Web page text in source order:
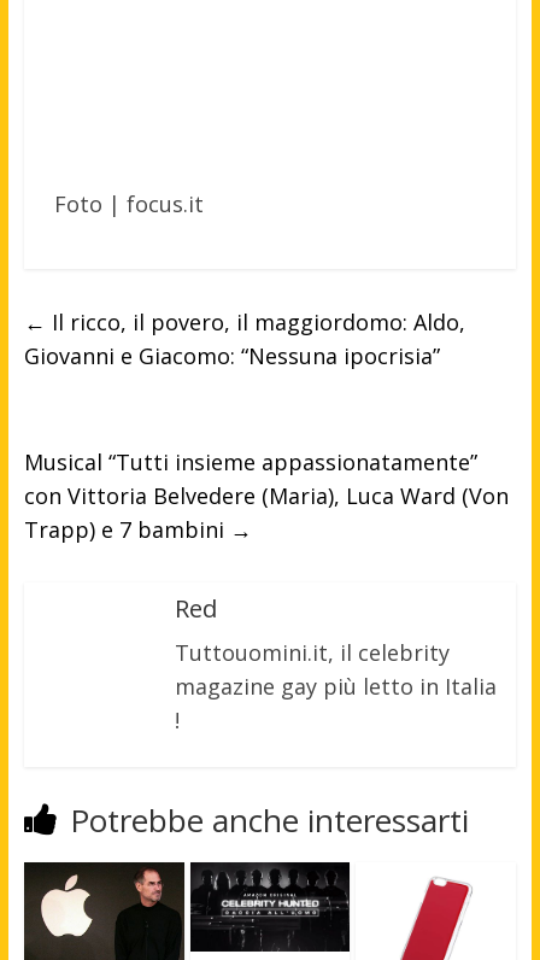
Foto | focus.it
← Il ricco, il povero, il maggiordomo: Aldo,
Giovanni e Giacomo: “Nessuna ipocrisia”
Musical “Tutti insieme appassionatamente”
con Vittoria Belvedere (Maria), Luca Ward (Von
Trapp) e 7 bambini →
Red
Tuttouomini.it, il celebrity
magazine gay più letto in Italia
!
Potrebbe anche interessarti